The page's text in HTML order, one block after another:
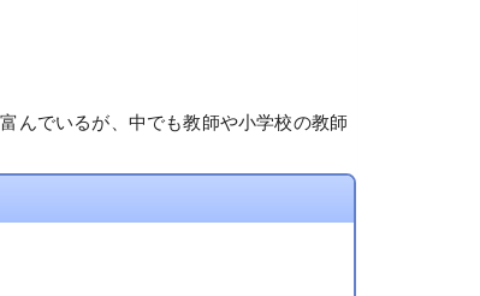
んでいるが、中でも教師や小学校の教師